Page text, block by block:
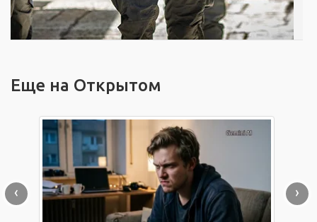
Еще на Открытом
‹ ›